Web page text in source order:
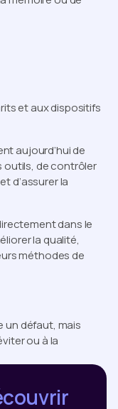
et aux dispositifs
aujourd’hui de
outils, de contrôler
d’assurer la
dans le
la qualité,
méthodes de
un défaut, mais
ou à la